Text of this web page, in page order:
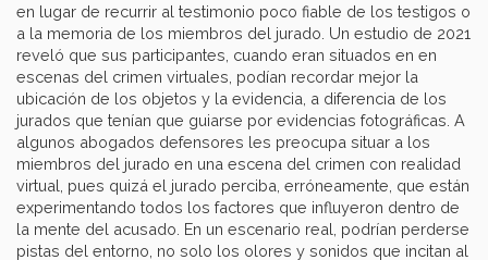
en lugar de recurrir al testimonio poco fiable de los testigos o
a la memoria de los miembros del jurado. Un estudio de 2021
reveló que sus participantes, cuando eran situados en en
escenas del crimen virtuales, podían recordar mejor la
ubicación de los objetos y la evidencia, a diferencia de los
jurados que tenían que guiarse por evidencias fotográficas. A
algunos abogados defensores les preocupa situar a los
miembros del jurado en una escena del crimen con realidad
virtual, pues quizá el jurado perciba, erróneamente, que están
experimentando todos los factores que influyeron dentro de
la mente del acusado. En un escenario real, podrían perderse
pistas del entorno, no solo los olores y sonidos que incitan al